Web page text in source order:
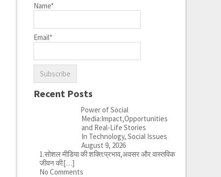
Name*
Email*
Recent Posts
Power of Social
Media:Impact,Opportunities
and Real-Life Stories
In Technology, Social Issues
August 9, 2026
1.सोशल मीडिया की शक्ति:प्रभाव,अवसर और वास्तविक
जीवन की[…]
No Comments